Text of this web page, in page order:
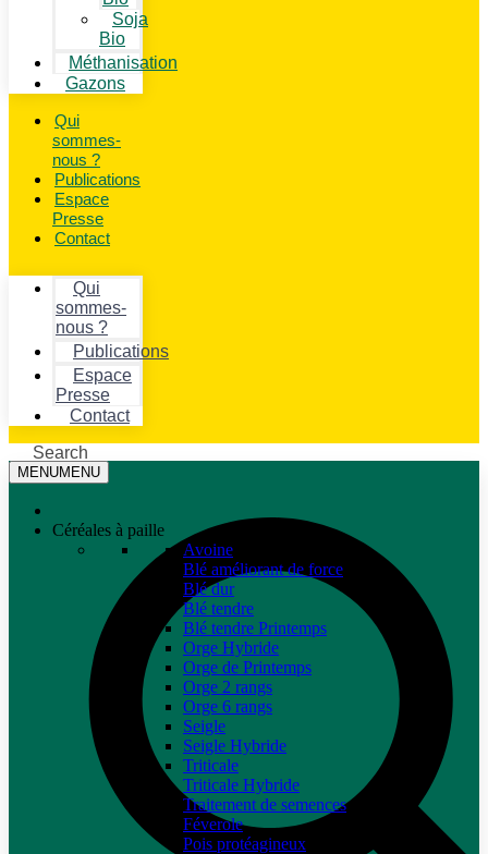
Soja
Bio
Méthanisation
Gazons
Qui
sommes-
nous ?
Publications
Espace
Presse
Contact
Qui
sommes-
nous ?
Publications
Espace
Presse
Contact
Search
MENUMENU
Céréales à paille
Avoine
Blé améliorant de force
Blé dur
Blé tendre
Blé tendre Printemps
Orge Hybride
Orge de Printemps
Orge 2 rangs
Orge 6 rangs
Seigle
Seigle Hybride
Triticale
Triticale Hybride
Traitement de semences
Féverole
Pois protéagineux